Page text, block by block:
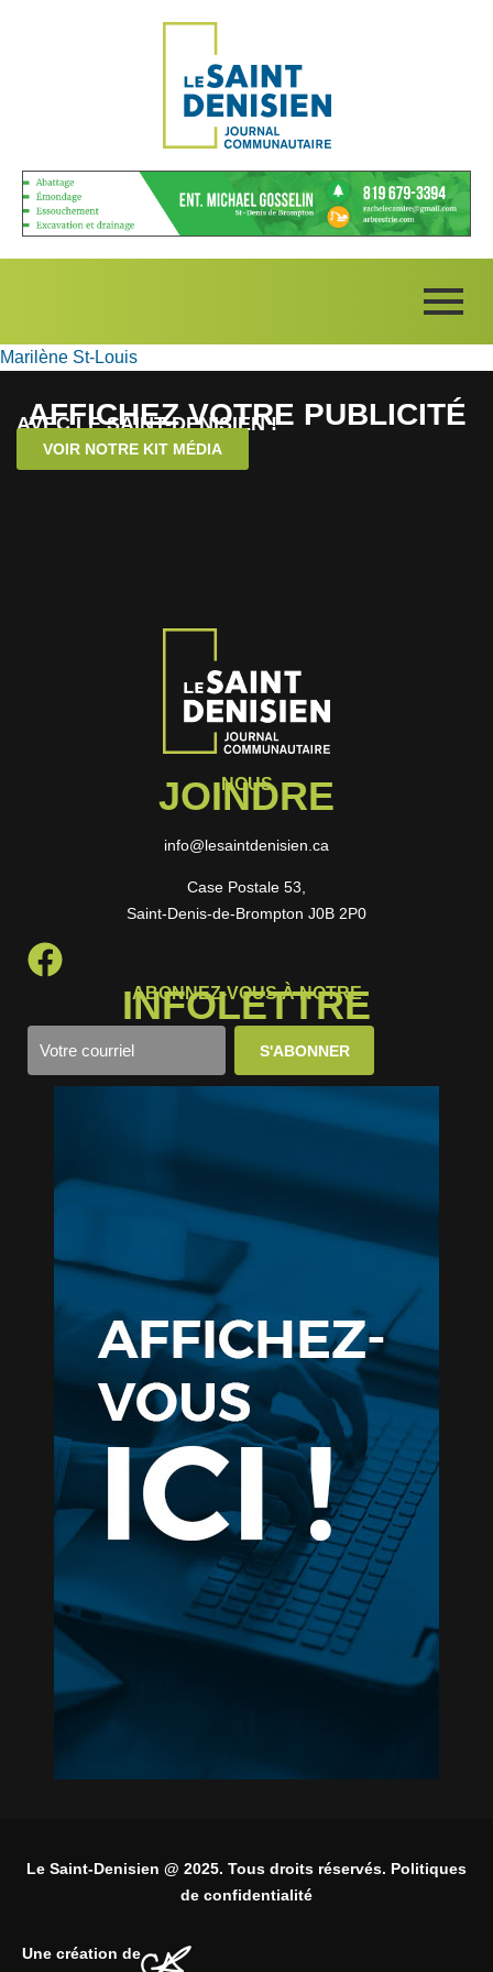
Marilène St-Louis
AFFICHEZ VOTRE PUBLICITÉ
AVEC LE SAINT-DENISIEN !
VOIR NOTRE KIT MÉDIA
NOUS
JOINDRE
info@lesaintdenisien.ca
Case Postale 53,
Saint-Denis-de-Brompton J0B 2P0
ABONNEZ-VOUS À NOTRE
INFOLETTRE
Le Saint-Denisien @ 2025. Tous droits réservés. Politiques
de confidentialité
Une création de